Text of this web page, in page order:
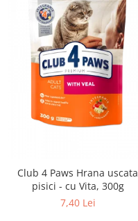
Club 4 Paws Hrana uscata
pisici - cu Vita, 300g
7,40 Lei